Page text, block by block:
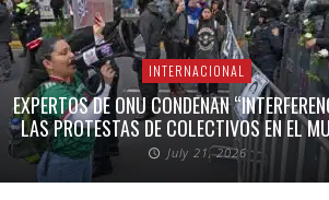
INTERNACIONAL
EXPERTOS DE ONU CONDENAN
LAS PROTESTAS DE COLECTIVOS EN EL
July 21, 2026